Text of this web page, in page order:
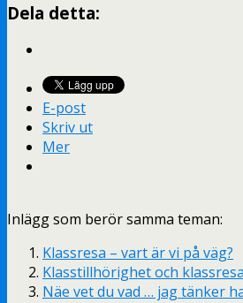
Dela detta:
E-post
Skriv ut
Mer
Inlägg som berör samma teman:
Klassresa – vart är vi på väg?
Klasstillhörighet och
Näe vet du vad … jag tänker